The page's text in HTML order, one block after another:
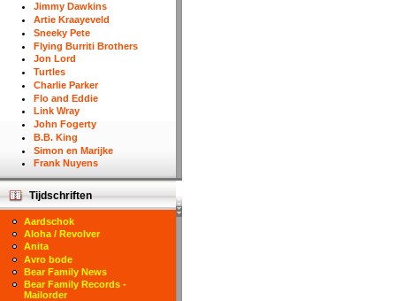
Jimmy Dawkins
Artie Kraayeveld
Sneeky Pete
Flying Burriti Brothers
Jon Lord
Turtles
Charlie Parker
Flo and Eddie
Link Wray
John Fogerty
B.B. King
Simon en Marijke
Frank Nuyens
Tijdschriften
Aardschok
Aloha / Revolver
Anita
Avro bode
Bear Family News
Bear Family Records -
Mailorder